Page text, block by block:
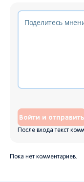
Войти и отправить
После входа текст
Пока нет комментариев.